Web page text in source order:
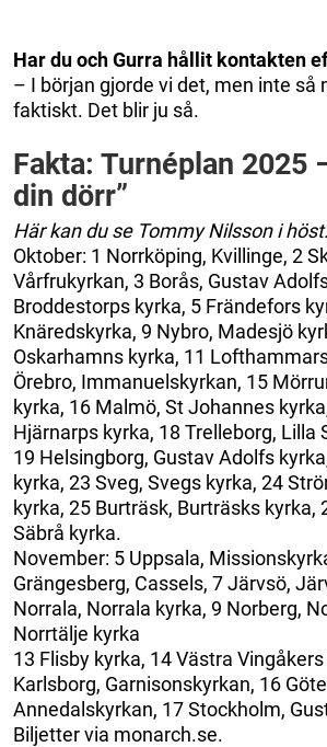
Har du och Gurra hållit kontakten
– I början gjorde vi det, men inte så
faktiskt. Det blir ju så.
Fakta: Turnéplan 2025
din dörr”
Här kan du se Tommy Nilsson i höst:
Oktober: 1 Norrköping, Kvillinge, 2
Vårfrukyrkan, 3 Borås, Gustav
Broddestorps kyrka, 5 Frändefors
Knäredskyrka, 9 Nybro, Madesjö
Oskarhamns kyrka, 11
Örebro, Immanuelskyrkan, 15
kyrka, 16 Malmö, St Johannes
Hjärnarps kyrka, 18 Trelleborg, Lilla
19 Helsingborg, Gustav Adolfs
kyrka, 23 Sveg, Svegs kyrka, 24
kyrka, 25 Burträsk, Burträsks kyrka,
Säbrå kyrka.
November: 5 Uppsala,
Grängesberg, Cassels, 7 Järvsö,
Norrala, Norrala kyrka, 9 Norberg,
Norrtälje kyrka
13 Flisby kyrka, 14 Västra
Karlsborg, Garnisonskyrkan, 16
Annedalskyrkan, 17 Stockholm,
Biljetter via monarch.se.